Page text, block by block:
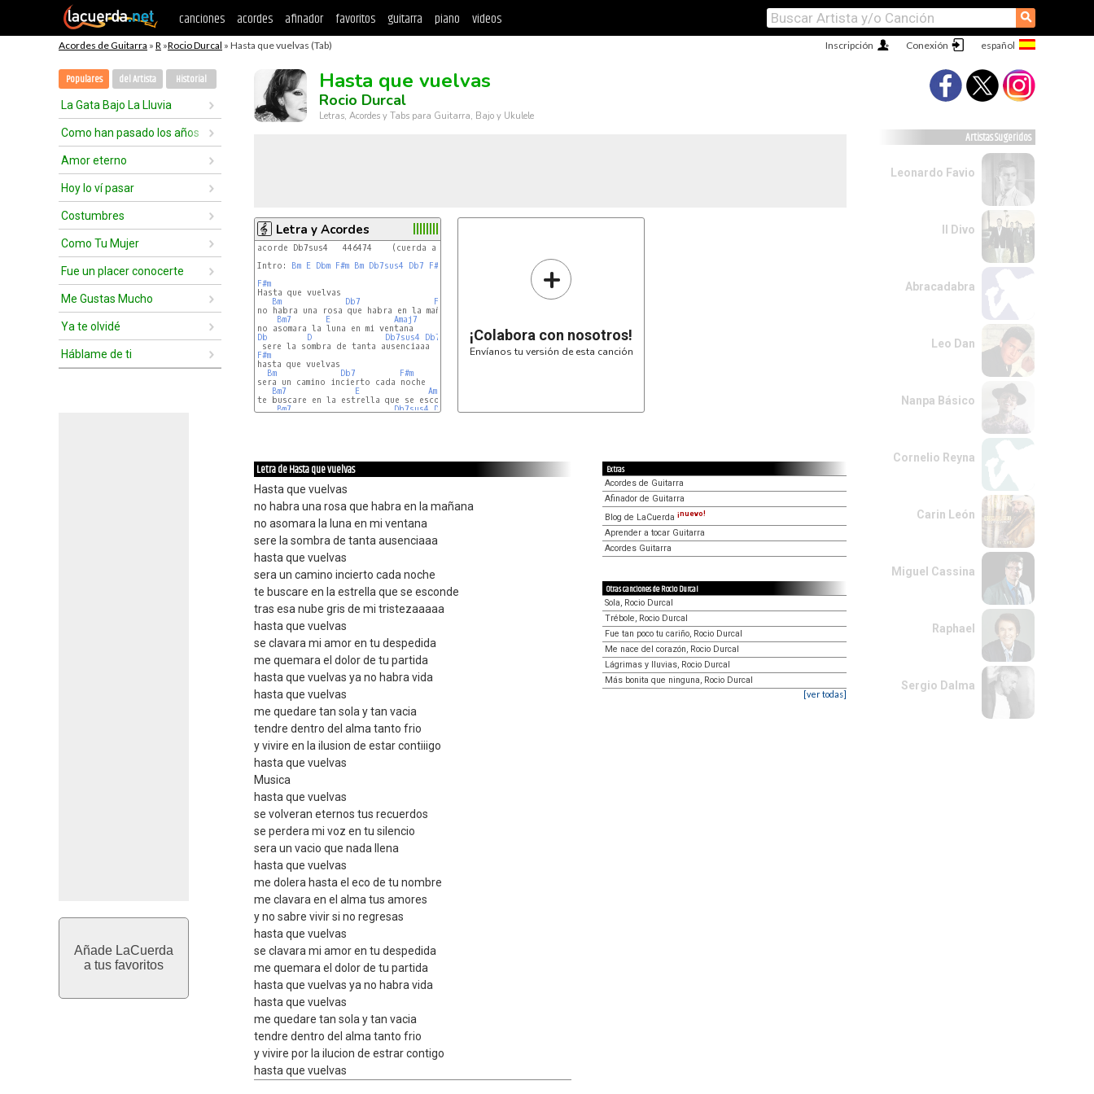
canciones acordes afinador favoritos guitarra piano videos ⚲
Acordes de Guitarra » R »Rocio Durcal » Hasta que vuelvas (Tab) Conexión
Inscripción
Populares del Artista Historial
La Gata Bajo La Lluvia
Como han pasado los años
Amor eterno
Hoy lo ví pasar
Costumbres
Como Tu Mujer
Fue un placer conocerte
Me Gustas Mucho
Ya te olvidé
Háblame de ti
Añade LaCuerda
a tus favoritos
Hasta que vuelvas
Rocio Durcal
Letras, Acordes y Tabs para Guitarra, Bajo y Ukulele
Letra y Acordes
acorde Db7sus4   446474    (cuerda a la izquierda el Mi grave)
Intro: Bm E Dbm F#m Bm Db7sus4 Db7
F#m
F#m
Bm Db7
F#m
no habra una rosa que habra en la mañana
Bm7
E
Amaj7
Db
D Db7sus4
Db7
F#m
Bm Db7
F#m
sera un camino incierto cada noche
Bm7
E Amaj7
te buscare en la estrella que se esconde
Bm7
Db7sus4
Db7
+
¡Colabora con nosotros!
Envíanos tu versión de esta canción
Letra de Hasta que vuelvas
Hasta que vuelvas
no habra una rosa que habra en la mañana
no asomara la luna en mi ventana
sere la sombra de tanta ausenciaaa
hasta que vuelvas
sera un camino incierto cada noche
te buscare en la estrella que se esconde
tras esa nube gris de mi tristezaaaaa
hasta que vuelvas
se clavara mi amor en tu despedida
me quemara el dolor de tu partida
hasta que vuelvas ya no habra vida
hasta que vuelvas
me quedare tan sola y tan vacia
tendre dentro del alma tanto frio
y vivire en la ilusion de estar contiiigo
hasta que vuelvas
Musica
hasta que vuelvas
se volveran eternos tus recuerdos
se perdera mi voz en tu silencio
sera un vacio que nada llena
hasta que vuelvas
me dolera hasta el eco de tu nombre
me clavara en el alma tus amores
y no sabre vivir si no regresas
hasta que vuelvas
se clavara mi amor en tu despedida
me quemara el dolor de tu partida
hasta que vuelvas ya no habra vida
hasta que vuelvas
me quedare tan sola y tan vacia
tendre dentro del alma tanto frio
y vivire por la ilucion de estrar contigo
hasta que vuelvas
Extras
Acordes de Guitarra
Afinador de Guitarra
Blog de LaCuerda ¡nuevo!
Aprender a tocar Guitarra
Acordes Guitarra
Otras canciones de Rocio Durcal
Sola, Rocio Durcal
Trébole, Rocio Durcal
Fue tan poco tu cariño, Rocio Durcal
Me nace del corazón, Rocio Durcal
Lágrimas y lluvias, Rocio Durcal
Más bonita que ninguna, Rocio Durcal
[ver todas]
Artistas Sugeridos
Leonardo Favio
Il Divo
Abracadabra
Leo Dan
Nanpa Básico
Cornelio Reyna
Carin León
Miguel Cassina
Raphael
Sergio Dalma